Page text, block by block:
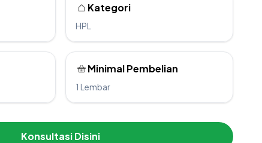
Kategori
HPL
Minimal Pembelian
1 Lembar
Konsultasi Disini